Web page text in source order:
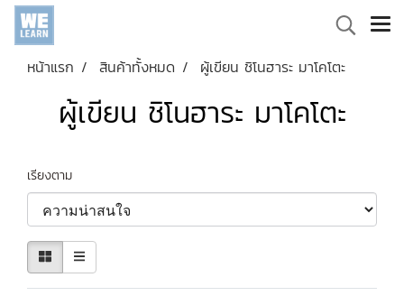
หน้าแรก สินค้าทั้งหมด ผู้เขียน ชิโนฮาระ มาโคโตะ
ผู้เขียน ชิโนฮาระ มาโคโตะ
เรียงตาม